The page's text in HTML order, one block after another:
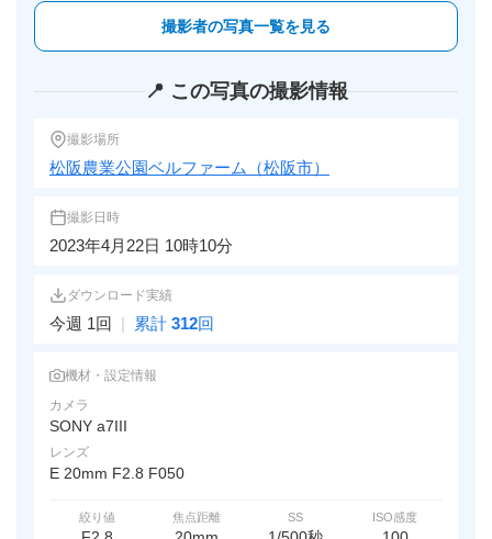
撮影者の写真一覧を見る
📍 この写真の撮影情報
撮影場所
松阪農業公園ベルファーム（松阪市）
撮影日時
2023年4月22日 10時10分
ダウンロード実績
今週 1回 | 累計 312回
機材・設定情報
カメラ
SONY a7III
レンズ
E 20mm F2.8 F050
絞り値 焦点距離 SS ISO感度